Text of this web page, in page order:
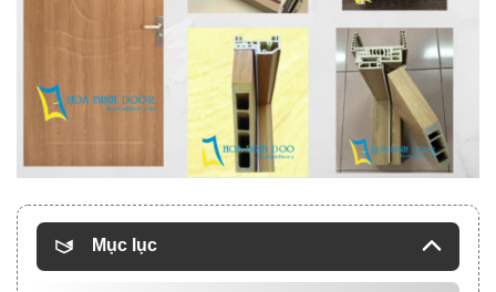
Mục lục